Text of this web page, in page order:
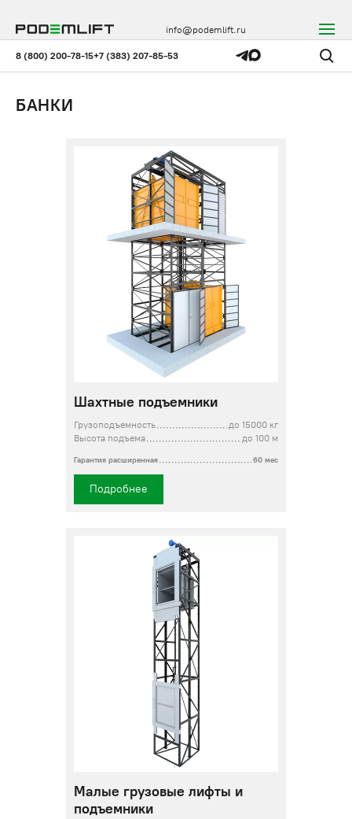
8 (800) 200-78-15+7 (383) 207-85-53
info@podemlift.ru
БАНКИ
Шахтные подъемники
Грузоподъемность
до 15000 кг
Высота подъема
до 100 м
Гарантия расширенная 60 мес
Подробнее
Малые грузовые лифты и
подъемники